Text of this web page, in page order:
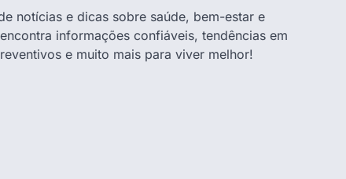
notícias e dicas sobre saúde, bem-estar e
informações confiáveis, tendências em
e muito mais para viver melhor!